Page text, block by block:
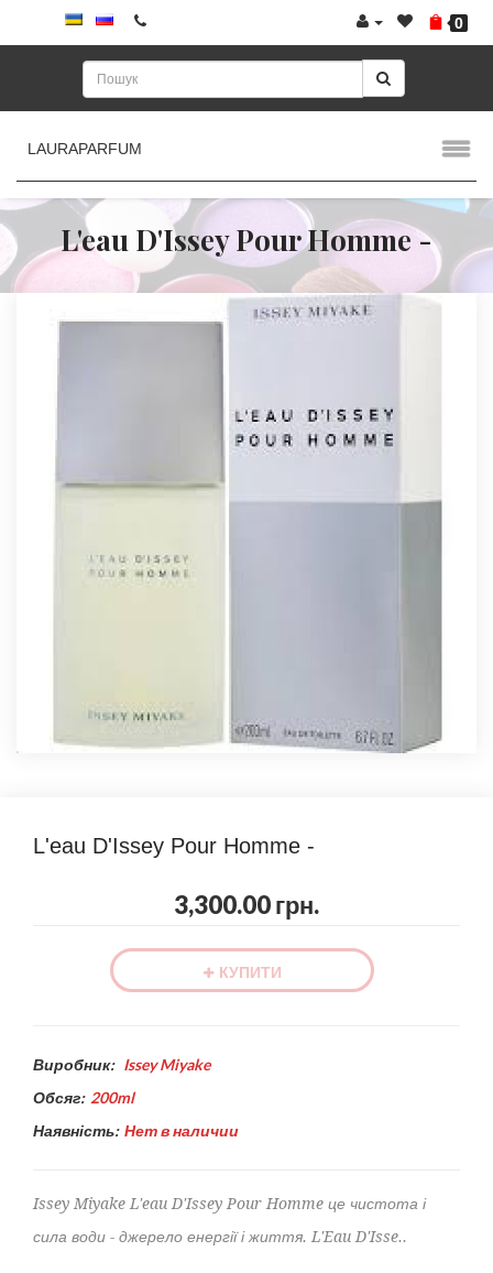
0
LAURAPARFUM
L'eau D'Issey Pour Homme -
L'eau D'Issey Pour Homme -
3,300.00 грн.
КУПИТИ
Виробник: Issey Miyake
Обсяг: 200ml
Наявність: Нет в наличии
Issey Miyake L'eau D'Issey Pour Homme це чистота і
сила води - джерело енергії і життя. L'Eau D'Isse..